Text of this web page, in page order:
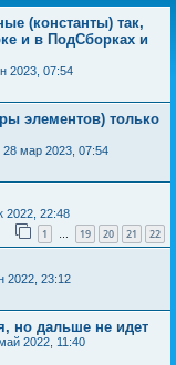
(константы) так,
и в ПодСборках и
2023, 07:54
элементов) только
28 мар 2023, 07:54
2022, 22:48
1 … 19 20 21 22
2022, 23:12
но дальше не идет
2022, 11:40